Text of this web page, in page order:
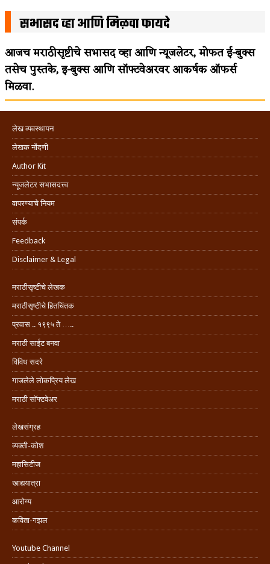
सभासद व्हा आणि मिळवा फायदे
आजच मराठीसृष्टीचे सभासद व्हा आणि न्यूजलेटर, मोफत ई-बुक्स
तसेच पुस्तके, इ-बुक्स आणि सॉफ्टवेअरवर आकर्षक ऑफर्स
मिळवा.
लेख व्यवस्थापन
लेखक नोंदणी
Author Kit
न्यूजलेटर सभासदत्त्व
वापरण्याचे नियम
संपर्क
Feedback
Disclaimer & Legal
मराठीसृष्टीचे लेखक
मराठीसृष्टीचे हितचिंतक
प्रवास .. १९९५ ते …..
मराठी साईट बनवा
विविध सदरे
गाजलेले लोकप्रिय लेख
मराठी सॉफ्टवेअर
लेखसंग्रह
व्यक्ती-कोश
महासिटीज
खाद्ययात्रा
आरोग्य
कविता-गझल
Youtube Channel